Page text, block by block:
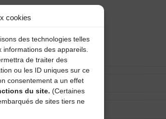
cookies
des technologies telles
des appareils.
de traiter des
ou les ID uniques sur ce
consentement a un effet
du site. (Certaines
de sites tiers ne